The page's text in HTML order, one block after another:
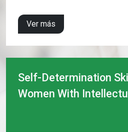
Ver más
Self-Determination
Women With